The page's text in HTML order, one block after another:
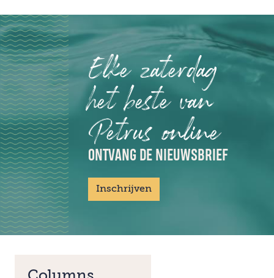
Elke zaterdag
het beste van
Petrus online
ONTVANG DE NIEUWSBRIEF
Inschrijven